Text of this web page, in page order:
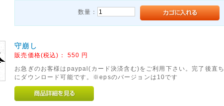
数量：
守崩し
販売価格(税込)： 550 円
お急ぎのお客様はpaypal(カード決済含む)をご利用下さい。完了後直ち
にダウンロード可能です。※epsのバージョンは10です